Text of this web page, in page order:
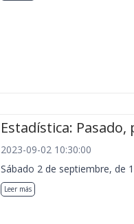
Estadística:
2023-09-02 10:30:00
Sábado 2 de septiembre, de
Leer más